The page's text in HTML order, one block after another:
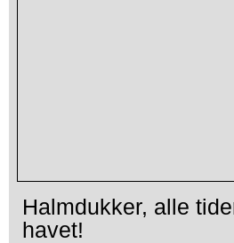
Halmdukker, alle
havet!